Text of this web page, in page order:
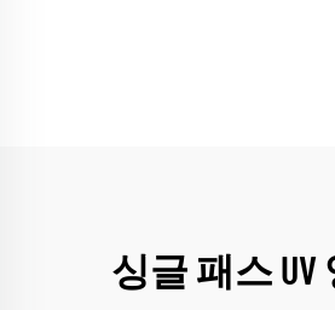
싱글 패스